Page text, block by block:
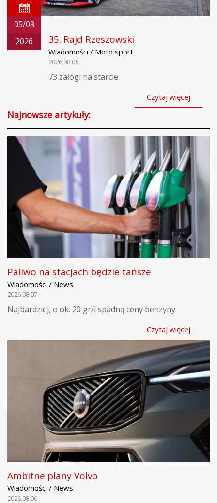
05/08
2026
35. Rajd Rzeszowski
Wiadomości / Moto sport
2026.08.05
73 załogi na starcie.
Czytaj więcej
Najnowsze artykuły:
Paliwo na stacjach będzie tańsze
Wiadomości / News
2026.08.07
Najbardziej, o ok. 20 gr/l spadną ceny benzyny.
Czytaj więcej
Ambitne plany Volvo
Wiadomości / News
2026.08.06